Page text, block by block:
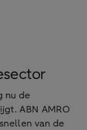
nu de
ABN AMRO
van de